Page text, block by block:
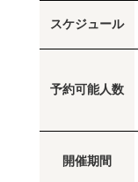
スケジュール
予約可能人数
開催期間